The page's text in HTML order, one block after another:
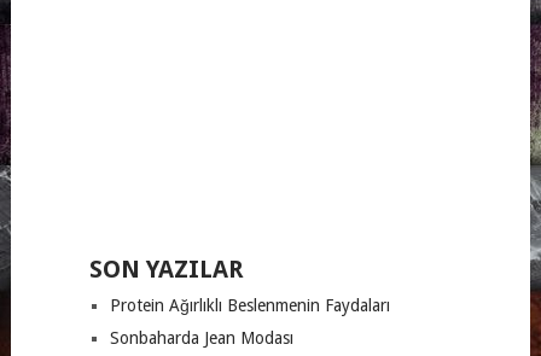
SON YAZILAR
Protein Ağırlıklı Beslenmenin Faydaları
Sonbaharda Jean Modası